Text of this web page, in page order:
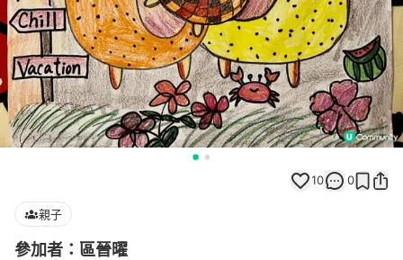
10 0
親子
參加者：區晉曜